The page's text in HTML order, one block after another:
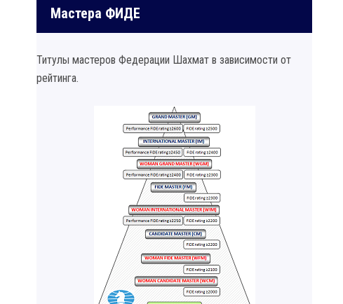
Мастера ФИДЕ
Титулы мастеров Федерации Шахмат в зависимости от
рейтинга.